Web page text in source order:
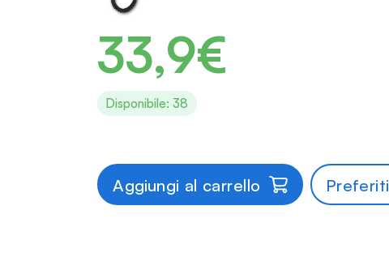
33,9€
Disponibile: 38
Aggiungi al carrello Preferiti